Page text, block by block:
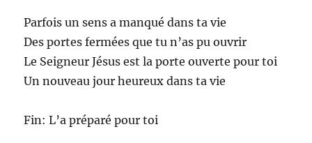
Parfois un sens a manqué dans ta vie
Des portes fermées que tu n’as pu ouvrir
Le Seigneur Jésus est la porte ouverte pour toi
Un nouveau jour heureux dans ta vie
Fin: L’a préparé pour toi